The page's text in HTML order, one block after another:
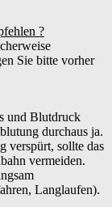
?
Sie bitte vorher
und Blutdruck
durchaus ja.
verspürt, sollte das
vermeiden.
Langlaufen).